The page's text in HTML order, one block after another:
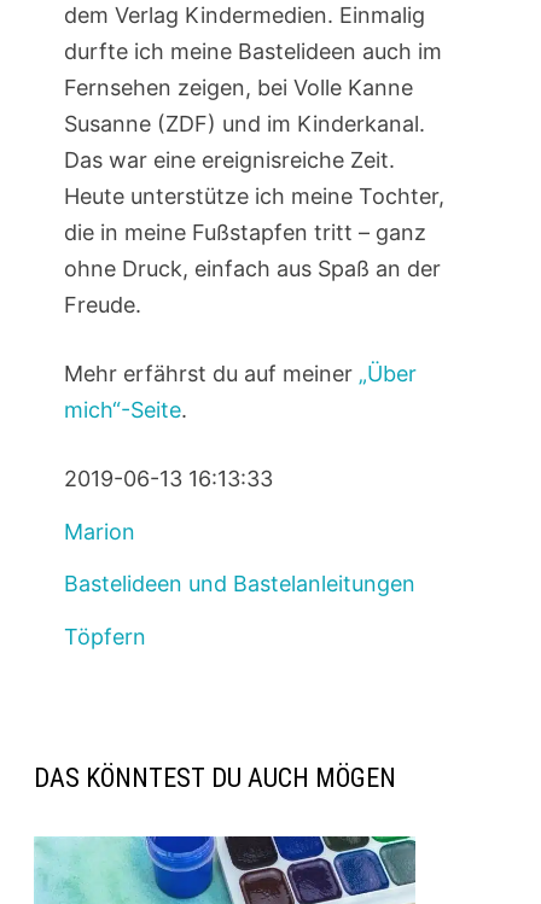
dem Verlag Kindermedien. Einmalig
durfte ich meine Bastelideen auch im
Fernsehen zeigen, bei Volle Kanne
Susanne (ZDF) und im Kinderkanal.
Das war eine ereignisreiche Zeit.
Heute unterstütze ich meine Tochter,
die in meine Fußstapfen tritt – ganz
ohne Druck, einfach aus Spaß an der
Freude.
Mehr erfährst du auf meiner „Über
mich“-Seite.
2019-06-13 16:13:33
Marion
Bastelideen und Bastelanleitungen
Töpfern
DAS KÖNNTEST DU AUCH MÖGEN